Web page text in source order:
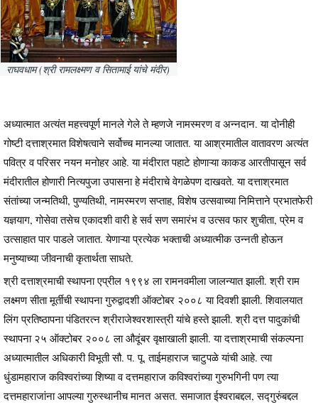
राघवधाम (श्री रामलक्ष्मण व सितामाई यांचे मंदीर)
अध्यात्मात अत्यंत महत्त्वपूर्ण मानले गेले ते म्हणजे नामस्मरण व अन्नदान. या दोनीही
गोष्टी दत्ताश्रमात विशेषत्वाने सर्वोच्च मानल्या जातात. या आश्रमातील वातावरण अत्यंत
पवित्र व परिसर नयन मनोहर आहे. या मंदीरात पहाटे होणाऱ्या काकड आरतीपासून सर्व
मंदीरातील होणारी नित्यपुजा उपासना हे मंदीराचे वेगळेपण दाखवते. या दत्ताश्रमात
संतांच्या जन्मतिथी, पुण्यतिथी, नामस्मरण सप्ताह, विशेष उत्सवाच्या निमित्ताने प्रभातफेरी
यज्ञयाग, गोसेवा तसेच एकादशी वारी हे सर्व सण समारंभ व उत्सव फार शुचीता, प्रेम व
उत्साहात पार पाडले जातात. येणाऱ्या प्रत्येक भक्ताची अध्यात्मीक उन्नती होऊन
मनुष्याच्या जीवनाची कृतार्थता साधते.
श्री दत्ताश्रमाची स्थापना एप्रील १९९४ ला रामनवमीला जालन्यात झाली. श्री राम
लक्ष्मण सीता मूर्तीची स्थापना गुरुद्वादशी ऑक्टोबर २००८ या दिवशी झाली. शिवालयात
लिंग प्रतिष्ठापना पंडितरत्न श्रीराजेश्वरशास्त्री यांचे हस्ते झाली. श्री दत्त पादुकांची
स्थापना २५ ऑक्टोबर २००८ ला औदूंबर वृक्षाखाली झाली. या दत्ताश्रमाची संकल्पना
अध्यात्मातील अधिकारी विभूती सौ. प. पू. ताईमहाराज चाटुपळे यांची आहे. त्या
धुंडामहाराज कविश्वरांच्या शिष्या व दत्तमहाराज कविश्वरांच्या गुरुभगिनी पण त्या
दत्तमहाराजांना आपल्या गुरुस्थानीच मानत असत. समाजात ईश्वराबद्दल, सद्गुरुंबद्दल